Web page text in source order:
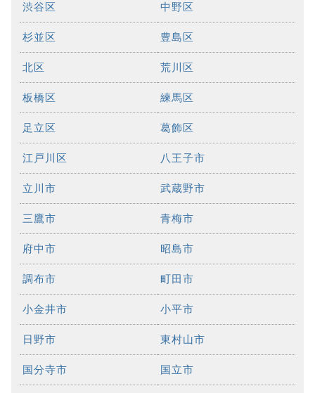
渋谷区 中野区
杉並区 豊島区
北区 荒川区
板橋区 練馬区
足立区 葛飾区
江戸川区 八王子市
立川市 武蔵野市
三鷹市 青梅市
府中市 昭島市
調布市 町田市
小金井市 小平市
日野市 東村山市
国分寺市 国立市